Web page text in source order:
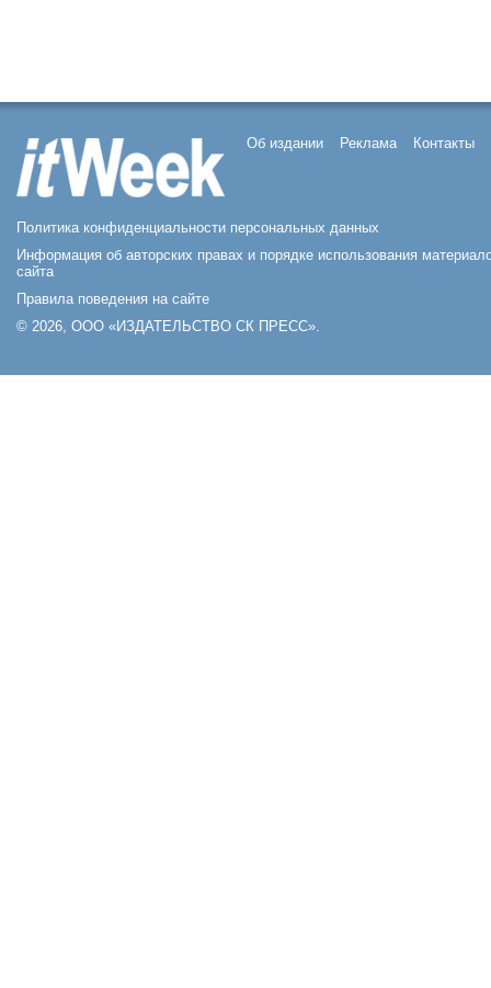
Об издании Реклама Контакты
Политика конфиденциальности персональных данных
Информация об авторских правах и порядке использования
сайта
Правила поведения на сайте
© 2026, ООО «ИЗДАТЕЛЬСТВО СК ПРЕСС».